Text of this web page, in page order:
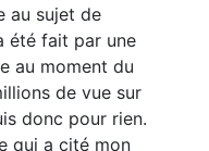
au sujet de
été fait par une
au moment du
de vue sur
donc pour rien.
qui a cité mon